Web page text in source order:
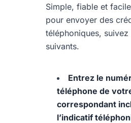
Simple, fiable et
pour envoyer des
téléphoniques, suivez
suivants.
Entrez le
téléphone de
correspondant
l’indicatif